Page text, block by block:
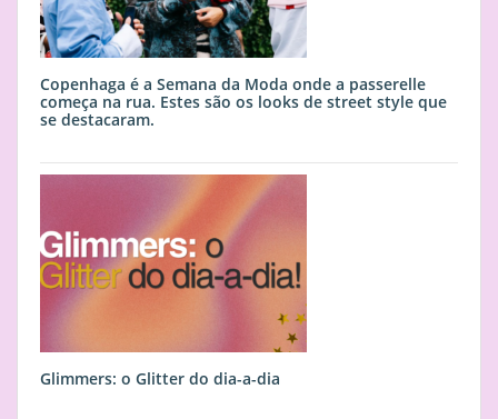
Copenhaga é a Semana da Moda onde a passerelle
começa na rua. Estes são os looks de street style que
se destacaram.
Glimmers: o Glitter do dia-a-dia